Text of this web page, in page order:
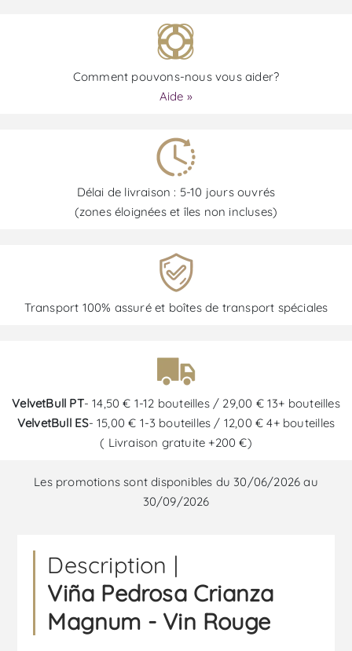
Comment pouvons-nous vous aider?
Aide »
Délai de livraison : 5-10 jours ouvrés
(zones éloignées et îles non incluses)
Transport 100% assuré et boîtes de transport spéciales
VelvetBull PT- 14,50 € 1-12 bouteilles / 29,00 € 13+ bouteilles
VelvetBull ES- 15,00 € 1-3 bouteilles / 12,00 € 4+ bouteilles
( Livraison gratuite +200 €)
Les promotions sont disponibles du 30/06/2026 au
30/09/2026
Description |
Viña Pedrosa Crianza
Magnum - Vin Rouge